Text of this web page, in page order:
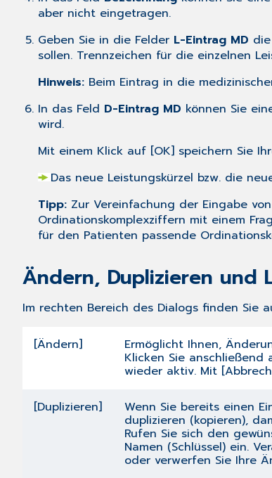
aber nicht eingetragen.
Geben Sie in die Felder L-Eintrag MD
sollen. Trennzeichen für die einzelnen
Hinweis: Beim Eintrag in die
In das Feld D-Eintrag MD können Sie
wird.
Mit einem Klick auf [OK] speichern Sie
Das neue Leistungskürzel bzw. die
Tipp: Zur Vereinfachung der Eingabe
Ordinationskomplexziffern mit einem
für den Patienten passende
Ändern, Duplizieren und
Im rechten Bereich des Dialogs finden Sie
[Ändern] Ermöglicht Ihnen,
Klicken Sie
wieder aktiv. Mit
[Duplizieren] Wenn Sie bereits einen
duplizieren (kopieren),
Rufen Sie sich den
Namen (Schlüssel) ein.
oder verwerfen Sie Ihre